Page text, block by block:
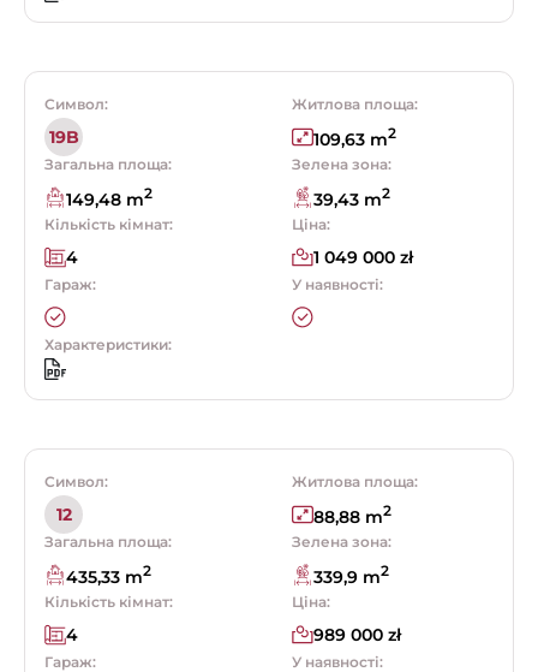
Символ:
19B
Житлова площа:
109,63 m2
Загальна площа:
149,48 m2
Зелена зона:
39,43 m2
Кількість кімнат:
4
Ціна:
1 049 000 zł
Гараж: У наявності:
Характеристики:
Символ:
12
Житлова площа:
88,88 m2
Загальна площа:
435,33 m2
Зелена зона:
339,9 m2
Кількість кімнат:
4
Ціна:
989 000 zł
Гараж: У наявності: